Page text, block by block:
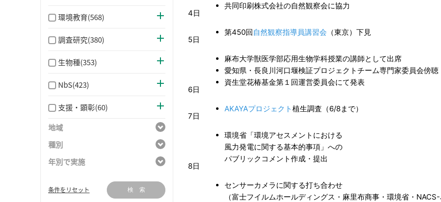
環境教育(568)
調査研究(380)
生物種(353)
NbS(423)
支援・顕彰(60)
地域
種別
年別で実施
条件をリセット 検 索
4日
共同印刷株式会社の自然観察会に協力
5日
第450回自然観察指導員講習会 （東京）下見
6日
麻布大学獣医学部応用生物学科授業の講師として出席
愛知県・長良川河口堰検証プロジェクトチーム専門家委員会傍聴
資生堂花椿基金第１回運営委員会にて発表
7日
AKAYAプロジェクト植生調査（6/8まで）
8日
環境省「環境アセスメントにおける
風力発電に関する基本的事項」への
パブリックコメント作成・提出
センサーカメラに関する打ち合わせ
（富士フイルムホールディングス・麻里布商事・環境省・